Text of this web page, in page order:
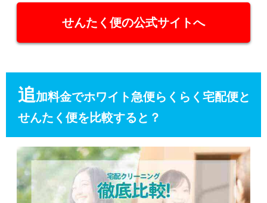
せんたく便の公式サイトへ
追加料金でホワイト急便らくらく宅配便と
せんたく便を比較すると？